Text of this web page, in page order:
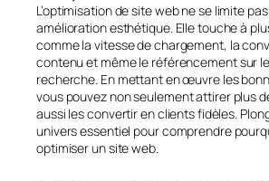
L’optimisation de site web ne se limite
amélioration esthétique. Elle touche à
comme la vitesse de chargement, la
contenu et même le référencement sur
recherche. En mettant en œuvre les
vous pouvez non seulement attirer plus
aussi les convertir en clients fidèles.
univers essentiel pour comprendre
optimiser un site web.